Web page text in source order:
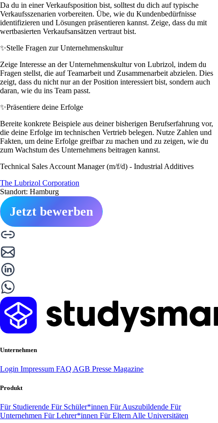
Da du in einer Verkaufsposition bist, solltest du dich auf typische
Verkaufsszenarien vorbereiten. Übe, wie du Kundenbedürfnisse
identifizieren und Lösungen präsentieren kannst. Zeige, dass du mit
wertbasierten Verkaufsansätzen vertraut bist.
✨Stelle Fragen zur Unternehmenskultur
Zeige Interesse an der Unternehmenskultur von Lubrizol, indem du
Fragen stellst, die auf Teamarbeit und Zusammenarbeit abzielen. Dies
zeigt, dass du nicht nur an der Position interessiert bist, sondern auch
daran, wie du ins Team passt.
✨Präsentiere deine Erfolge
Bereite konkrete Beispiele aus deiner bisherigen Berufserfahrung vor,
die deine Erfolge im technischen Vertrieb belegen. Nutze Zahlen und
Fakten, um deine Erfolge greifbar zu machen und zu zeigen, wie du
zum Wachstum des Unternehmens beitragen kannst.
Technical Sales Account Manager (m/f/d) - Industrial Additives
The Lubrizol Corporation
Standort: Hamburg
Jetzt bewerben
Unternehmen
Login Impressum FAQ AGB Presse Magazine
Produkt
Für Studierende Für Schüler*innen Für Auszubildende Für
Unternehmen Für Lehrer*innen Für Eltern Alle Universitäten